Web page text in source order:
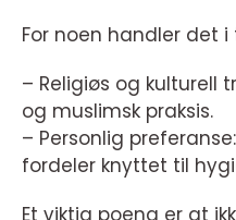
For noen handler det
– Religiøs og kulturell
og muslimsk praksis.
– Personlig
fordeler knyttet til
Et viktig poeng er at